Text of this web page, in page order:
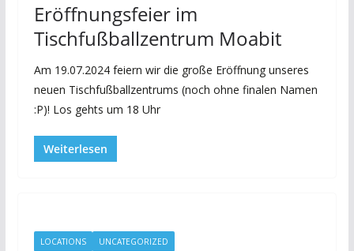
Eröffnungsfeier im
Tischfußballzentrum Moabit
Am 19.07.2024 feiern wir die große Eröffnung unseres
neuen Tischfußballzentrums (noch ohne finalen Namen
:P)! Los gehts um 18 Uhr
Weiterlesen
LOCATIONS UNCATEGORIZED